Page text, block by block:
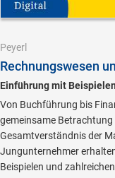
Peyerl
Rechnungswesen
Einführung mit Beispielen
Von Buchführung bis
gemeinsame
Gesamtverständnis der
Jungunternehmer
Beispielen und